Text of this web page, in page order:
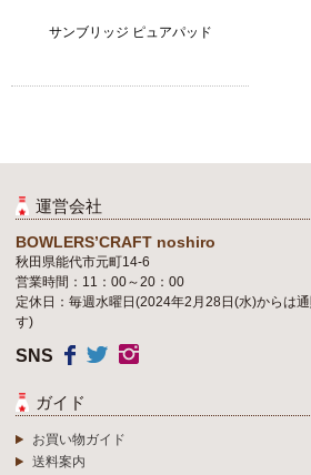
サンブリッジ ピュアパッド
運営会社
BOWLERS’CRAFT noshiro
秋田県能代市元町14-6
営業時間：11：00～20：00
定休日：毎週水曜日(2024年2月28日(水)からは
す)
SNS
ガイド
お買い物ガイド
送料案内